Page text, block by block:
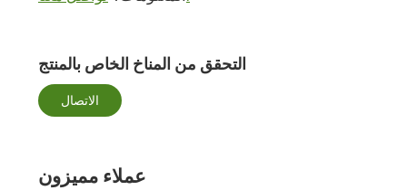
التحقق من المناخ الخاص بالمنتج
الاتصال
عملاء مميزون